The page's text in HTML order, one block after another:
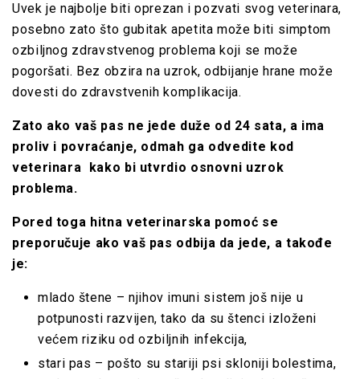
Uvek je najbolje biti oprezan i pozvati svog veterinara,
posebno zato što gubitak apetita može biti simptom
ozbiljnog zdravstvenog problema koji se može
pogoršati. Bez obzira na uzrok, odbijanje hrane može
dovesti do zdravstvenih komplikacija.
Zato ako vaš pas ne jede duže od 24 sata, a ima
proliv i povraćanje, odmah ga odvedite kod
veterinara kako bi utvrdio osnovni uzrok
problema.
Pored toga hitna veterinarska pomoć se
preporučuje ako vaš pas odbija da jede, a takođe
je:
mlado štene – njihov imuni sistem još nije u
potpunosti razvijen, tako da su štenci izloženi
većem riziku od ozbiljnih infekcija,
stari pas – pošto su stariji psi skloniji bolestima,